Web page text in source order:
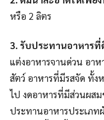
หรือ 2 ลิตร
3. รับประทานอาหาร
แต่งอาหารจานด่วน อา
สัตว์ อาหารที่มีรสจัด ทั้ง
ไป งดอาหารที่มีส่วนผส
ประทานอาหารประเภท